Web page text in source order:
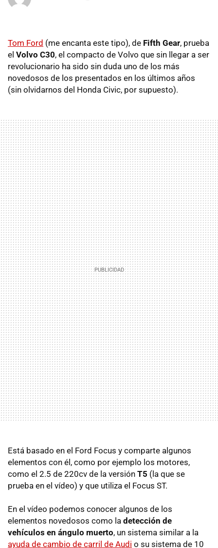
Tom Ford (me encanta este tipo), de Fifth Gear, prueba
el Volvo C30, el compacto de Volvo que sin llegar a ser
revolucionario ha sido sin duda uno de los más
novedosos de los presentados en los últimos años
(sin olvidarnos del Honda Civic, por supuesto).
Está basado en el Ford Focus y comparte algunos
elementos con él, como por ejemplo los motores,
como el 2.5 de 220cv de la versión T5 (la que se
prueba en el vídeo) y que utiliza el Focus ST.
En el vídeo podemos conocer algunos de los
elementos novedosos como la detección de
vehículos en ángulo muerto, un sistema similar a la
ayuda de cambio de carril de Audi o su sistema de 10